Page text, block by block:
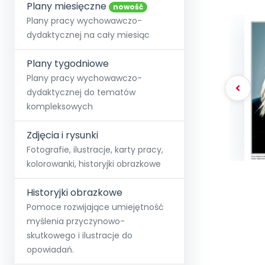
Społeczność
+48 12 631 04 10
kontakt@blizejprzedszkola.pl
O miesięczniku
Strona główna
Strefy,
O Akademii
Akademia
Poznaj pakiet MAX
Testuj przez 7 dni
E-
∞Pakiet
Pełen
Wszystkie projekty
Skontaktuj się
Dodaj wpis
Plany miesięczne nowość
Plany pracy wychowawczo-
dydaktycznej na cały miesiąc
Plany tygodniowe
Plany pracy wychowawczo-
dydaktycznej do tematów
kompleksowych
Zdjęcia i rysunki
Fotografie, ilustracje, karty pracy,
kolorowanki, historyjki obrazkowe
Historyjki obrazkowe
Pomoce rozwijające umiejętność
myślenia przyczynowo-
skutkowego i ilustracje do
opowiadań.